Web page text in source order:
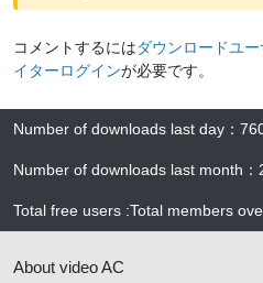
コメントするにはダウンロードユ
イターログインが必要です。
Number of downloads last day ：
Number of downloads last month ：
Total free users :Total members
About video AC